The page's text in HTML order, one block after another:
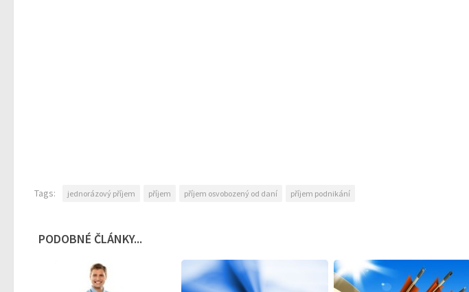
Tags: jednorázový příjem příjem příjem osvobozený od daní příjem podnikání
PODOBNÉ ČLÁNKY...